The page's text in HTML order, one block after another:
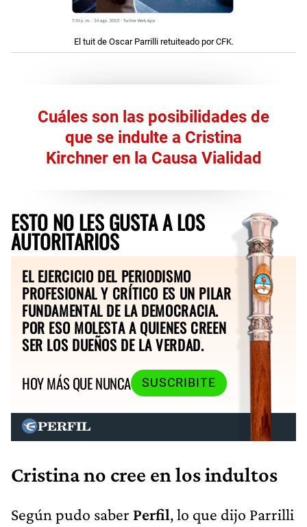
El tuit de Oscar Parrilli retuiteado por CFK.
Cuáles son las posibilidades de
que se indulte a Cristina
Kirchner en la Causa Vialidad
ESTO NO LES GUSTA A LOS
AUTORITARIOS
EL EJERCICIO DEL PERIODISMO
PROFESIONAL Y CRÍTICO ES UN PILAR
FUNDAMENTAL DE LA DEMOCRACIA.
POR ESO MOLESTA A QUIENES CREEN
SER LOS DUEÑOS DE LA VERDAD.
HOY MÁS QUE NUNCA
SUSCRIBITE
Cristina no cree en los indultos
Según pudo saber Perfil, lo que dijo Parrilli